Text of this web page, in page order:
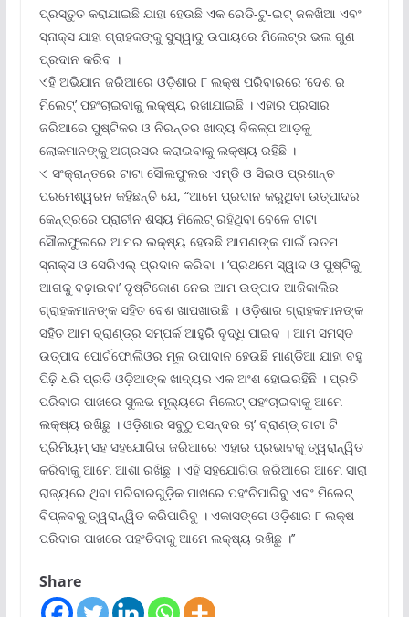
ପ୍ରସ୍ତୁତ କରାଯାଇଛି ଯାହା ହେଉଛି ଏକ ରେଡି-ଟୁ-ଇଟ୍ ଜଳଖିଆ ଏବଂ
ସ୍ନାକ୍ସ ଯାହା ଗ୍ରାହକଙ୍କୁ ସୁସ୍ୱାଦୁ ଉପାୟରେ ମିଲେଟ୍‌ର ଭଲ ଗୁଣ
ପ୍ରଦାନ କରିବ ।
ଏହି ଅଭିଯାନ ଜରିଆରେ ଓଡ଼ିଶାର ୮ ଲକ୍ଷ ପରିବାରରେ ‘ଦେଶ ର
ମିଲେଟ୍‌’ ପହଂଚାଇବାକୁ ଲକ୍ଷ୍ୟ ରଖାଯାଇଛି । ଏହାର ପ୍ରସାର
ଜରିଆରେ ପୁଷ୍ଟିକର ଓ ନିରନ୍ତର ଖାଦ୍ୟ ବିକଳ୍ପ ଆଡ଼କୁ
ଲୋକମାନଙ୍କୁ ଅଗ୍ରସର କରାଇବାକୁ ଲକ୍ଷ୍ୟ ରହିଛି ।
ଏ ସଂକ୍ରାନ୍ତରେ ଟାଟା ସୌଲଫୁଲର ଏମ୍‌ଡି ଓ ସିଇଓ ପ୍ରଶାନ୍ତ
ପରମେଶ୍ୱରନ କହିଛନ୍ତି ଯେ, “ଆମେ ପ୍ରଦାନ କରୁଥିବା ଉତ୍ପାଦର
କେନ୍ଦ୍ରରେ ପ୍ରାଚୀନ ଶସ୍ୟ ମିଲେଟ୍ ରହିଥିବା ବେଳେ ଟାଟା
ସୌଲଫୁଲରେ ଆମର ଲକ୍ଷ୍ୟ ହେଉଛି ଆପଣଙ୍କ ପାଇଁ ଉତମ
ସ୍ନାକ୍ସ ଓ ସେରିଏଲ୍ ପ୍ରଦାନ କରିବା । ‘ପ୍ରଥମେ ସ୍ୱାଦ ଓ ପୁଷ୍ଟିକୁ
ଆଗକୁ ବଢ଼ାଇବା’ ଦୃଷ୍ଟିକୋଣ ନେଇ ଆମ ଉତ୍ପାଦ ଆଜିକାଲିର
ଗ୍ରାହକମାନଙ୍କ ସହିତ ବେଶ ଖାପଖାଉଛି । ଓଡ଼ିଶାର ଗ୍ରାହକମାନଙ୍କ
ସହିତ ଆମ ବ୍ରାଣ୍ଡ୍‌ର ସମ୍ପର୍କ ଆହୁରି ବୃଦ୍ଧି ପାଇବ । ଆମ ସମସ୍ତ
ଉତ୍ପାଦ ପୋର୍ଟଫୋଲିଓର ମୂଳ ଉପାଦାନ ହେଉଛି ମାଣ୍ଡିଆ ଯାହା ବହୁ
ପିଢ଼ି ଧରି ପ୍ରତି ଓଡ଼ିଆଙ୍କ ଖାଦ୍ୟର ଏକ ଅଂଶ ହୋଇରହିଛି । ପ୍ରତି
ପରିବାର ପାଖରେ ସୁଲଭ ମୂଲ୍ୟରେ ମିଲେଟ୍ ପହଂଚାଇବାକୁ ଆମେ
ଲକ୍ଷ୍ୟ ରଖିଛୁ । ଓଡ଼ିଶାର ସବୁଠୁ ପସନ୍ଦର ଚା’ ବ୍ରାଣ୍ଡ୍ ଟାଟା ଟି
ପ୍ରିମିୟମ୍ ସହ ସହଯୋଗିତା ଜରିଆରେ ଏହାର ପ୍ରଭାବକୁ ତ୍ୱରାନ୍ୱିତ
କରିବାକୁ ଆମେ ଆଶା ରଖିଛୁ । ଏହି ସହଯୋଗିତା ଜରିଆରେ ଆମେ ସାରା
ରାଜ୍ୟରେ ଥିବା ପରିବାରଗୁଡ଼ିକ ପାଖରେ ପହଂଚିପାରିବୁ ଏବଂ ମିଲେଟ୍
ବିପ୍ଳବକୁ ତ୍ୱରାନ୍ୱିତ କରିପାରିବୁ । ଏକାସଙ୍ଗେ ଓଡ଼ିଶାର ୮ ଲକ୍ଷ
ପରିବାର ପାଖରେ ପହଂଚିବାକୁ ଆମେ ଲକ୍ଷ୍ୟ ରଖିଛୁ ।’’
Share